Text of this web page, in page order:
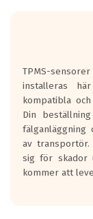
regelverket
Ett däck med
godkända för
Ett däck med
minst tre
regelverk som
TPMS-
installeras
kompatibla
Din
fälganläggning
av
sig för skador
kommer att